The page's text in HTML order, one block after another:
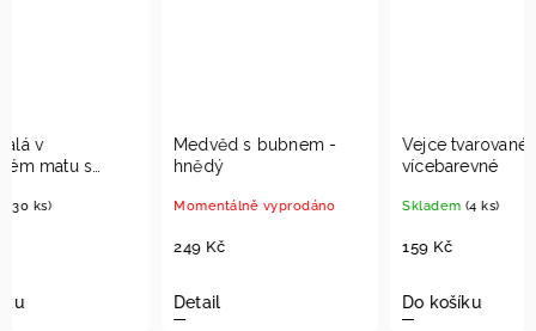
Medvěd s bubnem -
hnědý
Momentálně vyprodáno
Vejce tvarované -
Skladem (4 ks)
šálou